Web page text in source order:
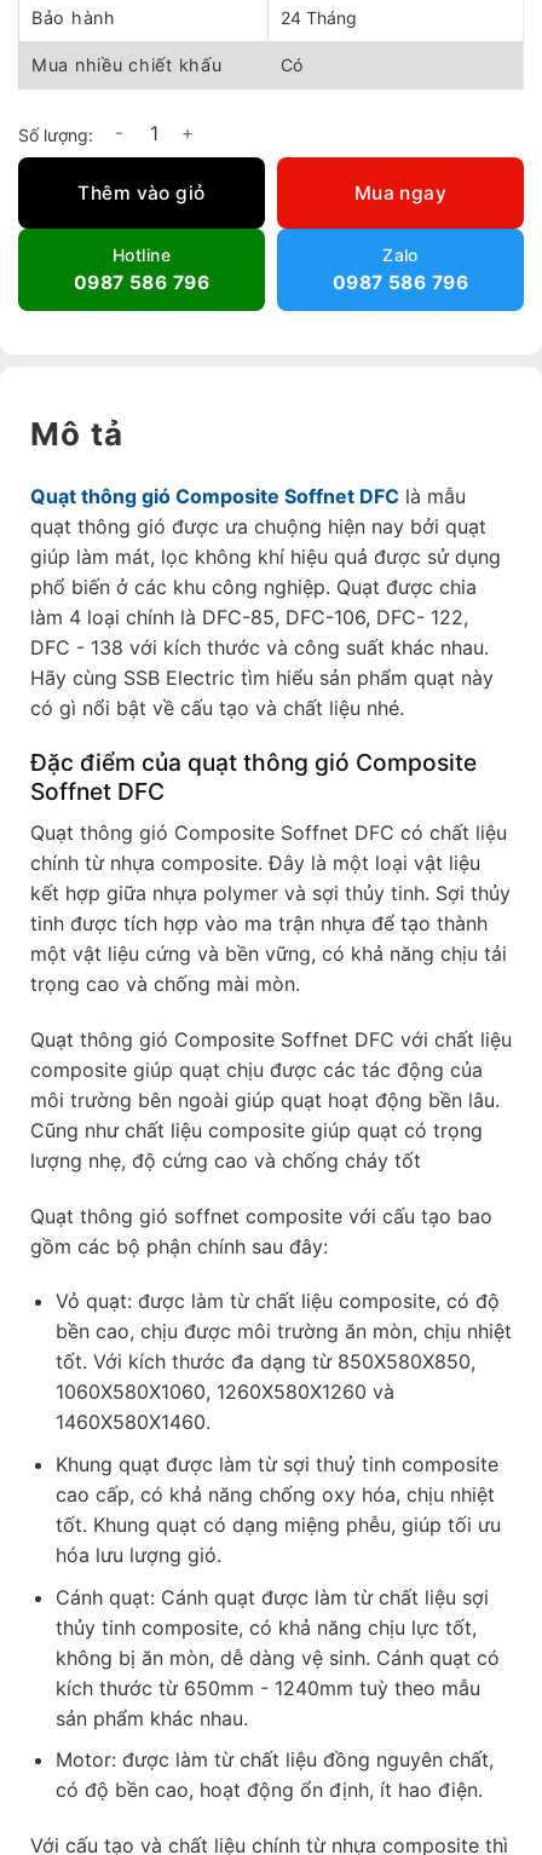
Bảo hành 24 Tháng
Mua nhiều chiết khấu Có
Quạt thông gió Composite Soffnet DFC - Đủ các mã số lượng
Thêm vào giỏ Mua ngay
Hotline
0987 586 796
Zalo
0987 586 796
Mô tả
Quạt thông gió Composite Soffnet DFC là mẫu
quạt thông gió được ưa chuộng hiện nay bởi quạt
giúp làm mát, lọc không khí hiệu quả được sử dụng
phổ biến ở các khu công nghiệp. Quạt được chia
làm 4 loại chính là DFC-85, DFC-106, DFC- 122,
DFC - 138 với kích thước và công suất khác nhau.
Hãy cùng SSB Electric tìm hiểu sản phẩm quạt này
có gì nổi bật về cấu tạo và chất liệu nhé.
Đặc điểm của quạt thông gió Composite
Soffnet DFC
Quạt thông gió Composite Soffnet DFC có chất liệu
chính từ nhựa composite. Đây là một loại vật liệu
kết hợp giữa nhựa polymer và sợi thủy tinh. Sợi thủy
tinh được tích hợp vào ma trận nhựa để tạo thành
một vật liệu cứng và bền vững, có khả năng chịu tải
trọng cao và chống mài mòn.
Quạt thông gió Composite Soffnet DFC với chất liệu
composite giúp quạt chịu được các tác động của
môi trường bên ngoài giúp quạt hoạt động bền lâu.
Cũng như chất liệu composite giúp quạt có trọng
lượng nhẹ, độ cứng cao và chống cháy tốt
Quạt thông gió soffnet composite với cấu tạo bao
gồm các bộ phận chính sau đây:
Vỏ quạt: được làm từ chất liệu composite, có độ
bền cao, chịu được môi trường ăn mòn, chịu nhiệt
tốt. Với kích thước đa dạng từ 850X580X850,
1060X580X1060, 1260X580X1260 và
1460X580X1460.
Khung quạt được làm từ sợi thuỷ tinh composite
cao cấp, có khả năng chống oxy hóa, chịu nhiệt
tốt. Khung quạt có dạng miệng phễu, giúp tối ưu
hóa lưu lượng gió.
Cánh quạt: Cánh quạt được làm từ chất liệu sợi
thủy tinh composite, có khả năng chịu lực tốt,
không bị ăn mòn, dễ dàng vệ sinh. Cánh quạt có
kích thước từ 650mm - 1240mm tuỳ theo mẫu
sản phẩm khác nhau.
Motor: được làm từ chất liệu đồng nguyên chất,
có độ bền cao, hoạt động ổn định, ít hao điện.
Với cấu tạo và chất liệu chính từ nhựa composite thì